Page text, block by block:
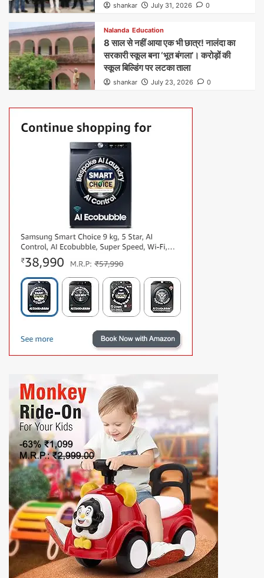
shankar July 31, 2026 0
Nalanda Education
8 साल से नहीं आया एक भी छात्र! नालंदा का
सरकारी स्कूल बना ‘भूत बंगला’। करोड़ों की
स्कूल बिल्डिंग पर लटका ताला
shankar July 23, 2026 0